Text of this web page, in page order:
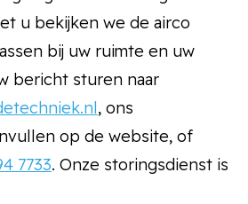
u bekijken we de airco
bij uw ruimte en uw
bericht sturen naar
, ons
op de website, of
7733. Onze storingsdienst is